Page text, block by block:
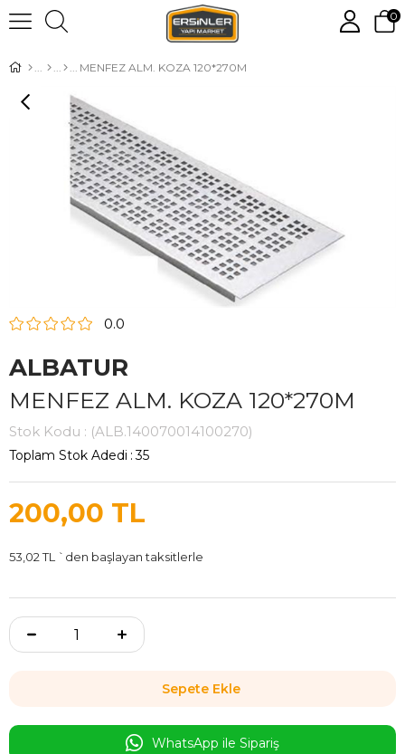
0
MENFEZ ALM. KOZA 120*270M
0.0
ALBATUR
MENFEZ ALM. KOZA 120*270M
Stok Kodu (ALB.140070014100270)
Toplam Stok Adedi : 35
200,00 TL
53,02 TL `den başlayan taksitlerle
WhatsApp ile Sipariş